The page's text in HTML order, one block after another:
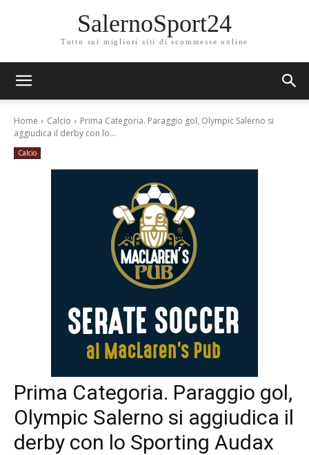
SalernoSport24
Tutto sui migliori siti di scommesse online
Home Calcio
Prima Categoria. Paraggio gol, Olympic Salerno si
aggiudica il derby con lo...
Calcio
Prima Categoria. Paraggio gol,
Olympic Salerno si aggiudica il
derby con lo Sporting Audax